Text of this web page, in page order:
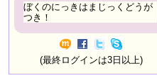
ぼくのにっきはまじっくどうが
つき！
(最終ログインは3日以上)